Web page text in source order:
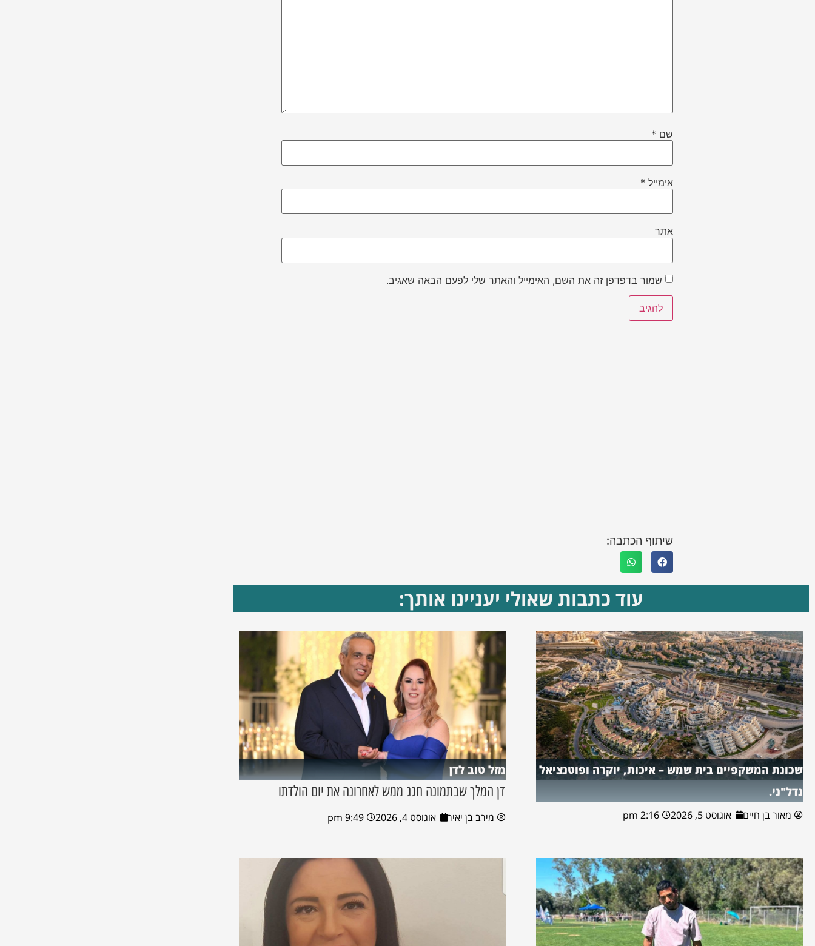
שם *
אימייל *
אתר
שמור בדפדפן זה את השם, האימייל והאתר שלי לפעם הבאה שאגיב.
שיתוף הכתבה:
עוד כתבות שאולי יעניינו אותך:
שכונת המשקפיים בית שמש – איכות, יוקרה ופוטנציאל
נדל"ני.
מאור בן חיים אוגוסט 5, 2026 2:16 pm
מזל טוב לדן
דן המלך שבתמונה חגג ממש לאחרונה את יום הולדתו
מירב בן יאיר אוגוסט 4, 2026 9:49 pm